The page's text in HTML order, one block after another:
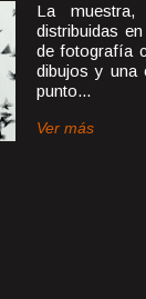
La
distribuidas
de fotografía
dibujos y una
punto...
Ver más